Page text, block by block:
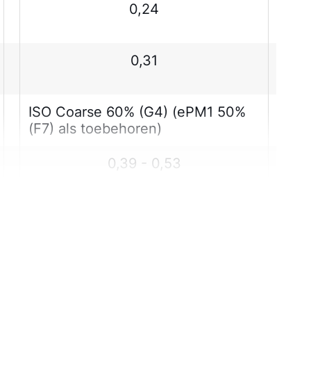
0,24
0,31
ISO Coarse 60% (G4) (ePM1 50%
(F7) als toebehoren)
0,39 - 0,53